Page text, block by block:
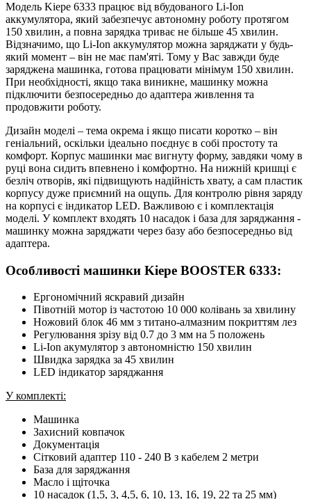
Модель Kiepe 6333 працює від вбудованого Li-Ion
аккумулятора, який забезпечує автономну роботу протягом
150 хвилин, а повна зарядка триває не більше 45 хвилин.
Відзначимо, що Li-Ion аккумулятор можна заряджати у будь-
який момент – він не має пам'яті. Тому у Вас завжди буде
заряджена машинка, готова працювати мінімум 150 хвилин.
При необхідності, якщо така виникне, машинку можна
підключити безпосередньо до адаптера живлення та
продовжити роботу.
Дизайн моделі – тема окрема і якщо писати коротко – він
геніальний, оскільки ідеально поєднує в собі простоту та
комфорт. Корпус машинки має вигнуту форму, завдяки чому в
руці вона сидить впевнено і комфортно. На нижній кришці є
безліч отворів, які підвищують надійність хвату, а сам пластик
корпусу дуже приємний на ощупь. Для контролю рівня заряду
на корпусі є індикатор LED. Важливою є і комплектація
моделі. У комплект входять 10 насадок і база для заряджання -
машинку можна заряджати через базу або безпосередньо від
адаптера.
Особливості машинки Kiepe BOOSTER 6333:
Ергономічний яскравий дизайн
Півотній мотор із частотою 10 000 колівань за хвилину
Ножовий блок 46 мм з титано-алмазним покриттям лез
Регулювання зрізу від 0.7 до 3 мм на 5 положень
Li-Ion акумулятор з автономністю 150 хвилин
Швидка зарядка за 45 хвилин
LED індикатор заряджання
У комплекті:
Машинка
Захисний ковпачок
Документація
Сітковий адаптер 110 - 240 В з кабелем 2 метри
База для заряджання
Масло і щіточка
10 насадок (1,5, 3, 4,5, 6, 10, 13, 16, 19, 22 та 25 мм)